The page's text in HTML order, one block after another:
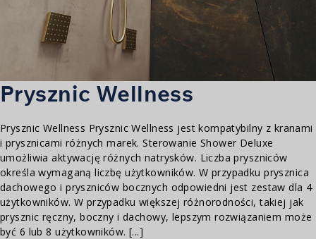
Prysznic Wellness
Prysznic Wellness Prysznic Wellness jest kompatybilny z kranami
i prysznicami różnych marek. Sterowanie Shower Deluxe
umożliwia aktywację różnych natrysków. Liczba pryszniców
określa wymaganą liczbę użytkowników. W przypadku prysznica
dachowego i pryszniców bocznych odpowiedni jest zestaw dla 4
użytkowników. W przypadku większej różnorodności, takiej jak
prysznic ręczny, boczny i dachowy, lepszym rozwiązaniem może
być 6 lub 8 użytkowników. [...]